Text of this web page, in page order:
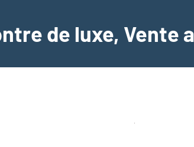
de luxe, Vente